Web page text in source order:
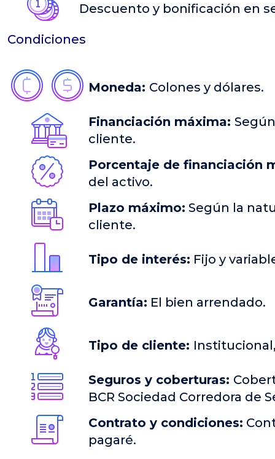
Descuento y bonificación en
Condiciones
Moneda: Colones y dólares.
Financiación máxima:
cliente.
Porcentaje de financiación
del activo.
Plazo máximo: Según la
cliente.
Tipo de interés: Fijo y
Garantía: El bien arrendado.
Tipo de cliente:
Seguros y coberturas:
BCR Sociedad Corredora de
Contrato y condiciones:
pagaré.